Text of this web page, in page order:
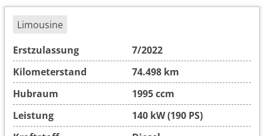
Limousine
Erstzulassung
7/2022
Kilometerstand
74.498 km
Hubraum
1995 ccm
Leistung
140 kW (190 PS)